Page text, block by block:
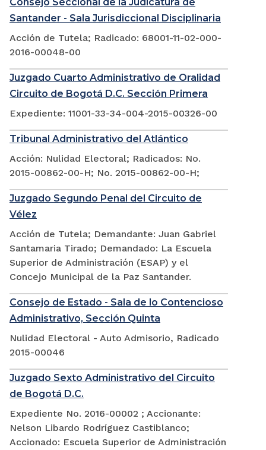
Santander - Sala Jurisdiccional Disciplinaria
Acción de Tutela; Radicado: 68001-11-02-000-
2016-00048-00
Juzgado Cuarto Administrativo de Oralidad
Circuito de Bogotá D.C. Sección Primera
Expediente: 11001-33-34-004-2015-00326-00
Tribunal Administrativo del Atlántico
Acción: Nulidad Electoral; Radicados: No.
2015-00862-00-H; No. 2015-00862-00-H;
Juzgado Segundo Penal del Circuito de
Vélez
Acción de Tutela; Demandante: Juan Gabriel
Santamaria Tirado; Demandado: La Escuela
Superior de Administración (ESAP) y el
Concejo Municipal de la Paz Santander.
Consejo de Estado - Sala de lo Contencioso
Administrativo, Sección Quinta
Nulidad Electoral - Auto Admisorio, Radicado
2015-00046
Juzgado Sexto Administrativo del Circuito
de Bogotá D.C.
Expediente No. 2016-00002 ; Accionante:
Nelson Libardo Rodríguez Castiblanco;
Accionado: Escuela Superior de Administración